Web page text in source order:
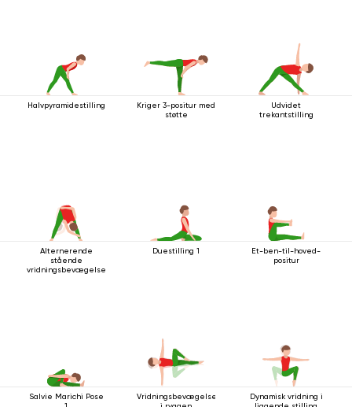
Halvpyramidestilling
Kriger 3-positur med
støtte
Udvidet
trekantstilling
Alternerende
stående
vridningsbevægelse
Duestilling 1
Et-ben-til-hoved-
positur
Salvie Marichi Pose
Vridningsbevægelse
Dynamisk vridning i